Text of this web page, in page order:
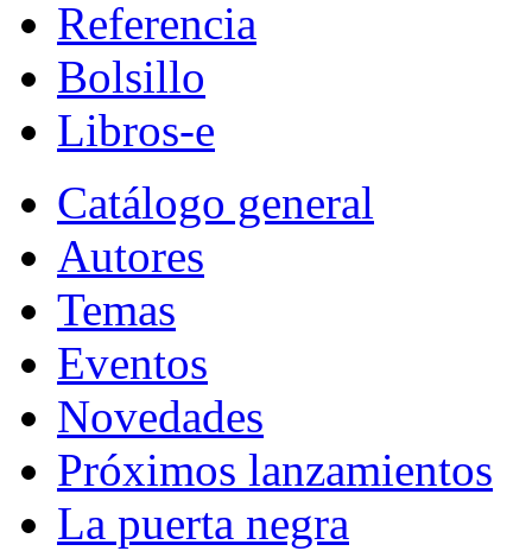
Referencia
Bolsillo
Libros-e
Catálogo general
Autores
Temas
Eventos
Novedades
Próximos lanzamientos
La puerta negra